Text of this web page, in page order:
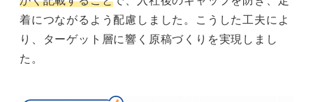
着につながるよう配慮しました。こうした工夫によ
り、ターゲット層に響く原稿づくりを実現しまし
た。